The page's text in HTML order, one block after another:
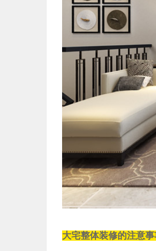
大宅整体装修的注意